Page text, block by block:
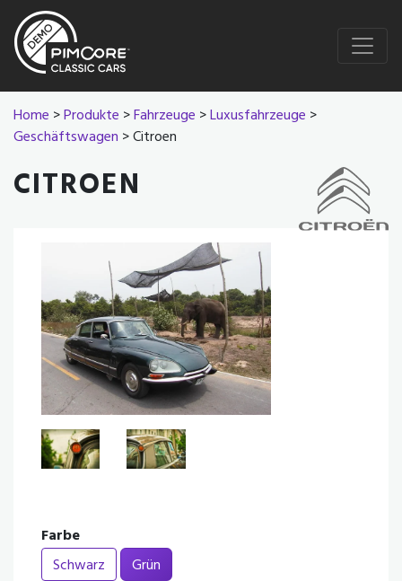
Home >Produkte >Fahrzeuge >Luxusfahrzeuge >
Geschäftswagen > Citroen
CITROEN
Farbe
Schwarz
Grün